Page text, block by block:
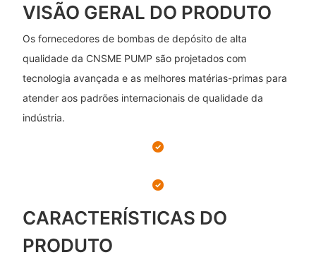
VISÃO GERAL DO PRODUTO
Os fornecedores de bombas de depósito de alta
qualidade da CNSME PUMP são projetados com
tecnologia avançada e as melhores matérias-primas para
atender aos padrões internacionais de qualidade da
indústria.
CARACTERÍSTICAS DO
PRODUTO